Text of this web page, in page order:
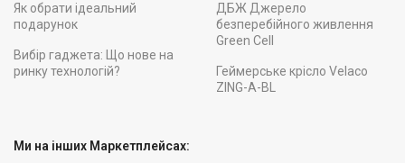
Як обрати ідеальний
подарунок
Вибір гаджета: Що нове на
ринку технологій?
ДБЖ Джерело
безперебійного живлення
Green Cell
Геймерське крісло Velaco
ZING-A-BL
Ми на інших Маркетплейсах: